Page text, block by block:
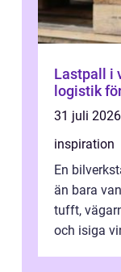
Lastpall i
logistik
31 juli 2026
inspiration
En
än bara
tufft,
och isiga